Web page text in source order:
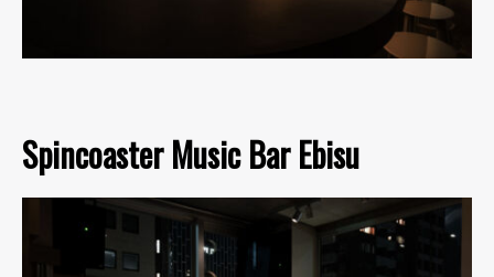
Spincoaster Music Bar Ebisu